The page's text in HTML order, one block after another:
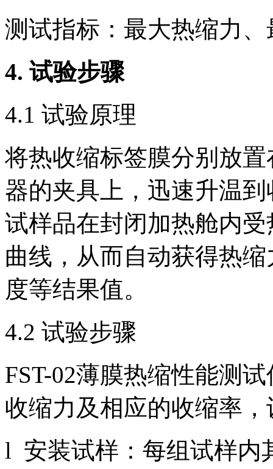
测试指标：最大热缩力
4. 试验步骤
4.1 试验原理
将热收缩标签膜分别放
器的夹具上，迅速升温
试样品在封闭加热舱内
曲线，从而自动获得热
度等结果值。
4.2 试验步骤
FST-02薄膜热缩性能测
收缩力及相应的收缩率
l 安装试样：每组试样内